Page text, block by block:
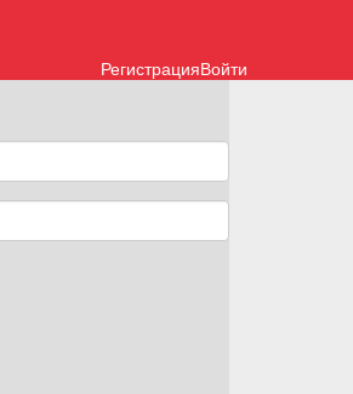
Войти
Регистрация